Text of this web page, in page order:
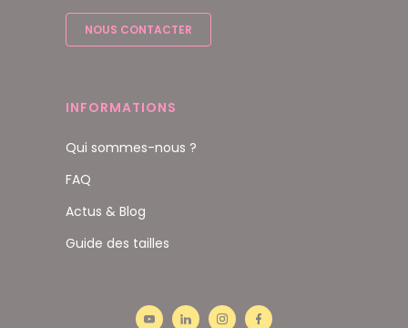
NOUS CONTACTER
INFORMATIONS
Qui sommes-nous ?
FAQ
Actus & Blog
Guide des tailles